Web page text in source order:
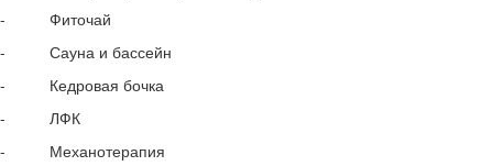
- Фиточай
- Сауна и бассейн
- Кедровая бочка
- ЛФК
- Механотерапия